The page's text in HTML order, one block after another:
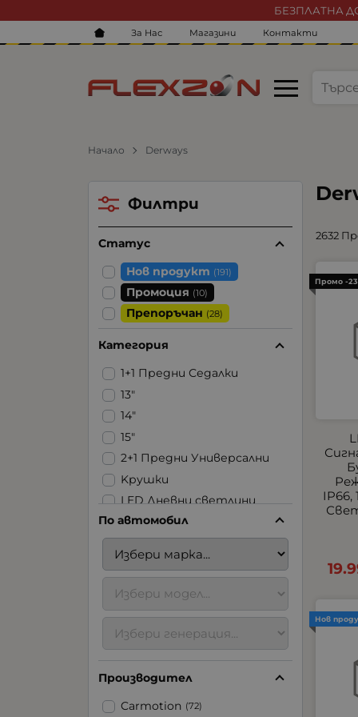
БЕЗПЛАТНА
За Нас Магазини Контакти
Начало Derways
2632
IP66,
Промо -
Нов
Филтри
Статус
Нов продукт (191)
Промоция (10)
Препоръчан (28)
Категория
1+1 Предни Седалки
13"
14"
15"
2+1 Предни Универсални
Kрушки
LED Дневни светлини
LED Ленти
LED Стопове
LED Фарове | Халогени |
Задна светлина
LED Халогени
USB
Аксесоари за ремаркета
Аксесоари за
тротинетки
Блицове
По автомобил
Производител
Carmotion (72)